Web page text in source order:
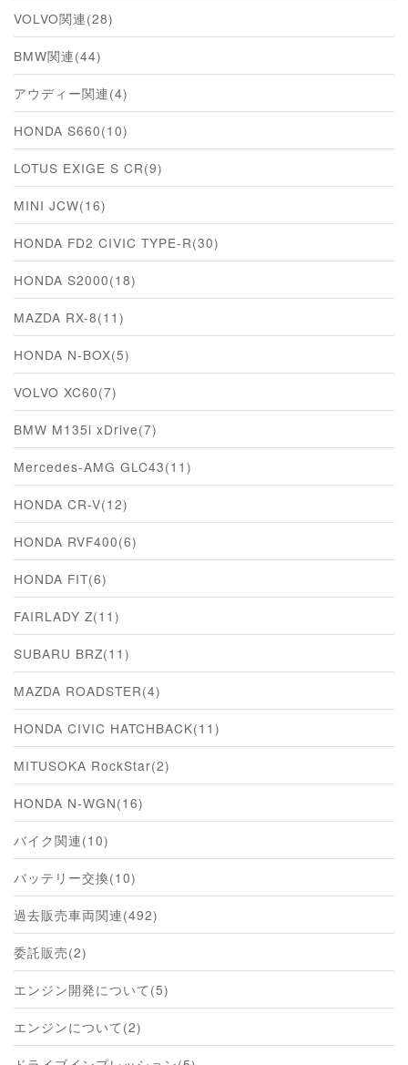
VOLVO関連(28)
BMW関連(44)
アウディー関連(4)
HONDA S660(10)
LOTUS EXIGE S CR(9)
MINI JCW(16)
HONDA FD2 CIVIC TYPE-R(30)
HONDA S2000(18)
MAZDA RX-8(11)
HONDA N-BOX(5)
VOLVO XC60(7)
BMW M135i xDrive(7)
Mercedes-AMG GLC43(11)
HONDA CR-V(12)
HONDA RVF400(6)
HONDA FIT(6)
FAIRLADY Z(11)
SUBARU BRZ(11)
MAZDA ROADSTER(4)
HONDA CIVIC HATCHBACK(11)
MITUSOKA RockStar(2)
HONDA N-WGN(16)
バイク関連(10)
バッテリー交換(10)
過去販売車両関連(492)
委託販売(2)
エンジン開発について(5)
エンジンについて(2)